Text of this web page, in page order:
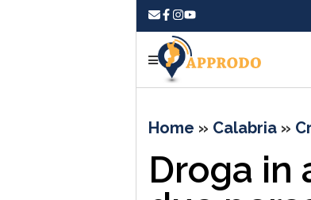
Home » Calabria »
Droga in